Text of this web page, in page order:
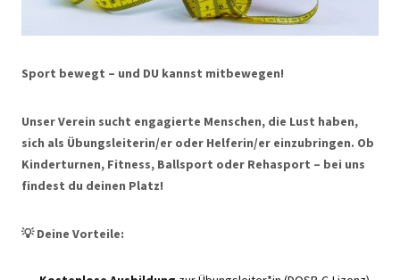
Sport bewegt – und DU kannst mitbewegen!
Unser Verein sucht engagierte Menschen, die Lust haben,
sich als Übungsleiterin/er oder Helferin/er einzubringen. Ob
Kinderturnen, Fitness, Ballsport oder Rehasport – bei uns
findest du deinen Platz!
💡Deine Vorteile: